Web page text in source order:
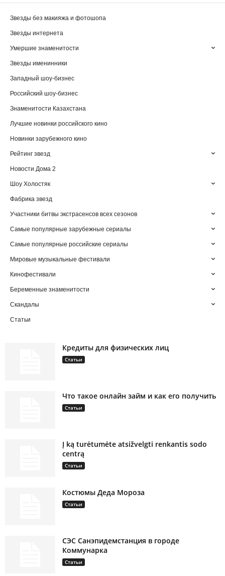
Звезды без макияжа и фотошопа
Звезды интернета
Умершие знаменитости
Звезды именинники
Западный шоу-бизнес
Российский шоу-бизнес
Знаменитости Казахстана
Лучшие новинки российского кино
Новинки зарубежного кино
Рейтинг звезд
Новости Дома 2
Шоу Холостяк
Фабрика звезд
Участники битвы экстрасенсов всех сезонов
Самые популярные зарубежные сериалы
Самые популярные российские сериалы
Мировые музыкальные фестивали
Кинофестивали
Беременные знаменитости
Скандалы
Статьи
Кредиты для физических лиц
Статьи
Что такое онлайн займ и как его получить
Статьи
Į ką turėtumėte atsižvelgti renkantis sodo
centrą
Статьи
Костюмы Деда Мороза
Статьи
СЭС Санэпидемстанция в городе
Коммунарка
Статьи